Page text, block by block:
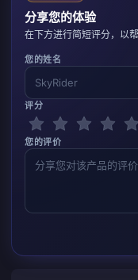
分享您的体验
在下方进行简短评分，以帮
您的姓名
评分
您的评价